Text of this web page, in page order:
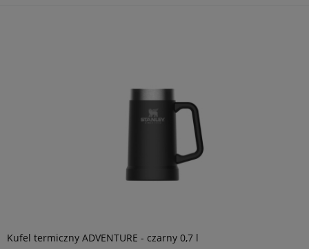
Kufel termiczny ADVENTURE - czarny 0,7 l